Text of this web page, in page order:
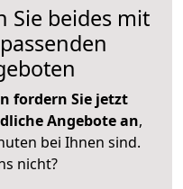
Sie beides mit
fordern Sie jetzt
Angebote an,
bei Ihnen sind.
nicht?